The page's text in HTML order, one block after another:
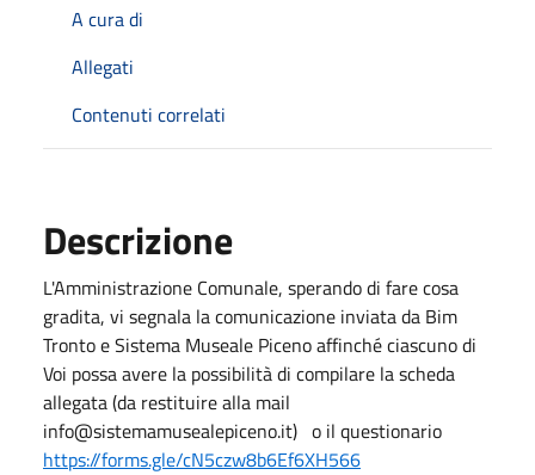
A cura di
Allegati
Contenuti correlati
Descrizione
L'Amministrazione Comunale, sperando di fare cosa
gradita, vi segnala la comunicazione inviata da Bim
Tronto e Sistema Museale Piceno affinché ciascuno di
Voi possa avere la possibilità di compilare la scheda
allegata (da restituire alla mail
info@sistemamusealepiceno.it) o il questionario
https://forms.gle/cN5czw8b6Ef6XH566